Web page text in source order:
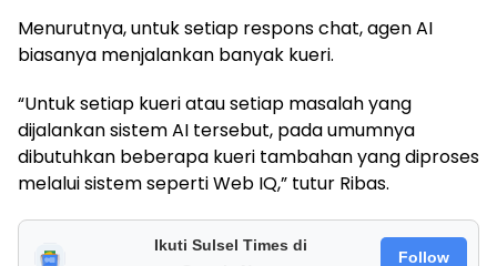
Menurutnya, untuk setiap respons chat, agen AI
biasanya menjalankan banyak kueri.
“Untuk setiap kueri atau setiap masalah yang
dijalankan sistem AI tersebut, pada umumnya
dibutuhkan beberapa kueri tambahan yang diproses
melalui sistem seperti Web IQ,” tutur Ribas.
Ikuti Sulsel Times di
Follow